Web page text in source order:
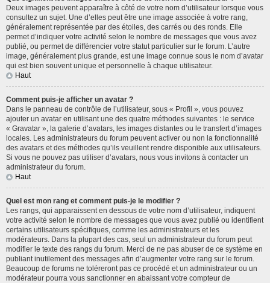
Deux images peuvent apparaître à côté de votre nom d’utilisateur lorsque vous
consultez un sujet. Une d’elles peut être une image associée à votre rang,
généralement représentée par des étoiles, des carrés ou des ronds. Elle
permet d’indiquer votre activité selon le nombre de messages que vous avez
publié, ou permet de différencier votre statut particulier sur le forum. L’autre
image, généralement plus grande, est une image connue sous le nom d’avatar
qui est bien souvent unique et personnelle à chaque utilisateur.
Haut
Comment puis-je afficher un avatar ?
Dans le panneau de contrôle de l’utilisateur, sous « Profil », vous pouvez
ajouter un avatar en utilisant une des quatre méthodes suivantes : le service
« Gravatar », la galerie d’avatars, les images distantes ou le transfert d’images
locales. Les administrateurs du forum peuvent activer ou non la fonctionnalité
des avatars et des méthodes qu’ils veuillent rendre disponible aux utilisateurs.
Si vous ne pouvez pas utiliser d’avatars, nous vous invitons à contacter un
administrateur du forum.
Haut
Quel est mon rang et comment puis-je le modifier ?
Les rangs, qui apparaissent en dessous de votre nom d’utilisateur, indiquent
votre activité selon le nombre de messages que vous avez publié ou identifient
certains utilisateurs spécifiques, comme les administrateurs et les
modérateurs. Dans la plupart des cas, seul un administrateur du forum peut
modifier le texte des rangs du forum. Merci de ne pas abuser de ce système en
publiant inutilement des messages afin d’augmenter votre rang sur le forum.
Beaucoup de forums ne toléreront pas ce procédé et un administrateur ou un
modérateur pourra vous sanctionner en abaissant votre compteur de